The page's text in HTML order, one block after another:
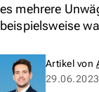
es mehrere
beispielsweise
Artikel von